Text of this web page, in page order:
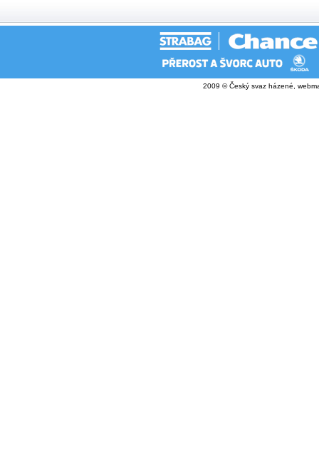
2009 © Český svaz házené,